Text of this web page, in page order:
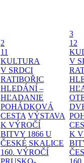
2
11
KULTURA
V SRDCI
RATIBOŘIC
HLEDÁNÍ –
HĽADANIE
POHÁDKOVÁ
CESTA VÝSTAVA
K VÝROČÍ
BITVY 1866 U
ČESKÉ SKALICE
160. VÝROČÍ
PRUSKO-
3
12
V
K